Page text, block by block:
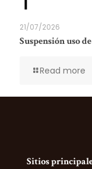
21/07/2026
Suspensión uso
Read more
Sitios